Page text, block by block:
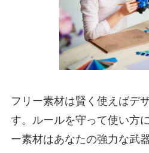
フリー素材は賢く使えばデ
す。ルールを守って使い方
ー素材はあなたの強力な武